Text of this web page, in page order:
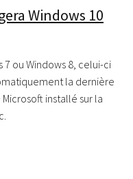
Windows 10
7 ou Windows 8, celui-ci
la dernière
installé sur la